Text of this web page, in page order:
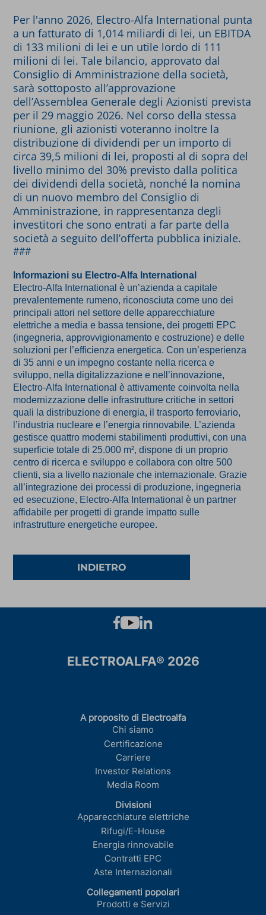
Per l'anno 2026, Electro-Alfa International punta
a un fatturato di 1,014 miliardi di lei, un EBITDA
di 133 milioni di lei e un utile lordo di 111
milioni di lei. Tale bilancio, approvato dal
Consiglio di Amministrazione della società,
sarà sottoposto all’approvazione
dell’Assemblea Generale degli Azionisti prevista
per il 29 maggio 2026. Nel corso della stessa
riunione, gli azionisti voteranno inoltre la
distribuzione di dividendi per un importo di
circa 39,5 milioni di lei, proposti al di sopra del
livello minimo del 30% previsto dalla politica
dei dividendi della società, nonché la nomina
di un nuovo membro del Consiglio di
Amministrazione, in rappresentanza degli
investitori che sono entrati a far parte della
società a seguito dell’offerta pubblica iniziale.
###
Informazioni su Electro-Alfa International
Electro-Alfa International è un’azienda a capitale
prevalentemente rumeno, riconosciuta come uno dei
principali attori nel settore delle apparecchiature
elettriche a media e bassa tensione, dei progetti EPC
(ingegneria, approvvigionamento e costruzione) e delle
soluzioni per l’efficienza energetica. Con un’esperienza
di 35 anni e un impegno costante nella ricerca e
sviluppo, nella digitalizzazione e nell’innovazione,
Electro-Alfa International è attivamente coinvolta nella
modernizzazione delle infrastrutture critiche in settori
quali la distribuzione di energia, il trasporto ferroviario,
l’industria nucleare e l’energia rinnovabile. L’azienda
gestisce quattro moderni stabilimenti produttivi, con una
superficie totale di 25.000 m², dispone di un proprio
centro di ricerca e sviluppo e collabora con oltre 500
clienti, sia a livello nazionale che internazionale. Grazie
all’integrazione dei processi di produzione, ingegneria
ed esecuzione, Electro-Alfa International è un partner
affidabile per progetti di grande impatto sulle
infrastrutture energetiche europee.
INDIETRO
ELECTROALFA® 2026
A proposito di Electroalfa
Chi siamo
Certificazione
Carriere
Investor Relations
Media Room
Divisioni
Apparecchiature elettriche
Rifugi/E-House
Energia rinnovabile
Contratti EPC
Aste Internazionali
Collegamenti popolari
Prodotti e Servizi